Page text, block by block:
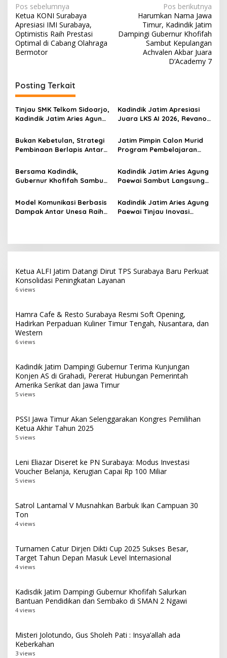
N
a
v
i
a
s
i
p
o
s
Pos sebelumnya
Ketua KONI Surabaya
Apresiasi IMI Surabaya,
Optimistis Raih Prestasi
Optimal di Cabang Olahraga
Bermotor
Pos berikutnya
Harumkan Nama Jawa
Timur, Kadindik Jatim
Dampingi Gubernur Khofifah
Sambut Kepulangan
Achvalen Akbar Juara
D’Academy 7
Posting Terkait
Tinjau SMK Telkom Sidoarjo,
Kadindik Jatim Aries Agung
Representatif Tingkatkan
Kualitas Pembelajaran
Kadindik Jatim Apresiasi
Juara LKS AI 2026, Revano
dari Gubernur Khofifah
Bukan Kebetulan, Strategi
Pembinaan Berlapis Antar
Juara Umum LKS Nasional
Jatim Pimpin Calon Murid
Program Pembelajaran
ATS Lolos Verifikasi dan
Siap Belajar
Bersama Kadindik,
Gubernur Khofifah Sambut
Umum LKS Dikmen Nasional
2026 di Grahadi
Kadindik Jatim Aries Agung
Paewai Sambut Langsung
Dikmen Nasional 2026 di
Pasar Turi
Model Komunikasi Berbasis
Dampak Antar Unesa Raih
Kadindik Jatim Aries Agung
Paewai Tinjau Inovasi
Ketua ALFI Jatim Datangi Dirut TPS Surabaya Baru Perkuat
Konsolidasi Peningkatan Layanan
6 views
Hamra Cafe & Resto Surabaya Resmi Soft Opening,
Hadirkan Perpaduan Kuliner Timur Tengah, Nusantara, dan
Western
6 views
Kadindik Jatim Dampingi Gubernur Terima Kunjungan
Konjen AS di Grahadi, Pererat Hubungan Pemerintah
Amerika Serikat dan Jawa Timur
5 views
PSSI Jawa Timur Akan Selenggarakan Kongres Pemilihan
Ketua Akhir Tahun 2025
5 views
Leni Eliazar Diseret ke PN Surabaya: Modus Investasi
Voucher Belanja, Kerugian Capai Rp 100 Miliar
5 views
Satrol Lantamal V Musnahkan Barbuk Ikan Campuan 30
Ton
4 views
Turnamen Catur Dirjen Dikti Cup 2025 Sukses Besar,
Target Tahun Depan Masuk Level Internasional
4 views
Kadisdik Jatim Dampingi Gubernur Khofifah Salurkan
Bantuan Pendidikan dan Sembako di SMAN 2 Ngawi
4 views
Misteri Jolotundo, Gus Sholeh Pati : Insya’allah ada
Keberkahan
3 views